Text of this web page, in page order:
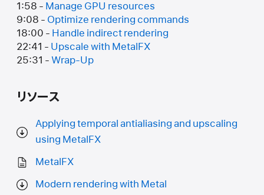
1:58 - Manage GPU resources
9:08 - Optimize rendering commands
18:00 - Handle indirect rendering
22:41 - Upscale with MetalFX
25:31 - Wrap-Up
リソース
Applying temporal antialiasing and upscaling
using MetalFX
MetalFX
Modern rendering with Metal